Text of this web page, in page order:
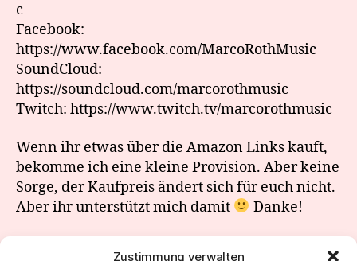
Zustimmung verwalten
c
Facebook:
https://www.facebook.com/MarcoRothMusic
SoundCloud:
https://soundcloud.com/marcorothmusic
Twitch: https://www.twitch.tv/marcorothmusic
Wenn ihr etwas über die Amazon Links kauft,
bekomme ich eine kleine Provision. Aber keine
Sorge, der Kaufpreis ändert sich für euch nicht.
Aber ihr unterstützt mich damit
Danke!